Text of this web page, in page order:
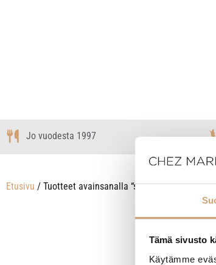
Tämä sivusto
Käytämme
Jo vuodesta 1997
Etusivu / Tuotteet avainsanalla “sous vide